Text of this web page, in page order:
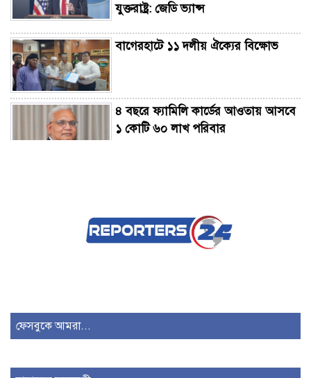
যুক্তরাষ্ট্র: জেডি ভ্যান্স
বাগেরহাটে ১১ দলীয় ঐক্যের বিক্ষোভ
৪ বছরে ফ্যামিলি কার্ডের আওতায় আসবে
১ কোটি ৬০ লাখ পরিবার
রাষ্ট্রপতি নির্বাচন ২০ আগস্ট
হামজা
ফেসবুকে আমরা...